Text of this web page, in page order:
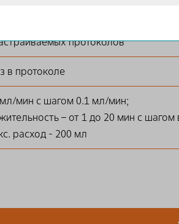
протоколов
в протоколе
мин с шагом 0.1 мл/мин;
– от 1 до 20 мин с шагом
расход - 200 мл